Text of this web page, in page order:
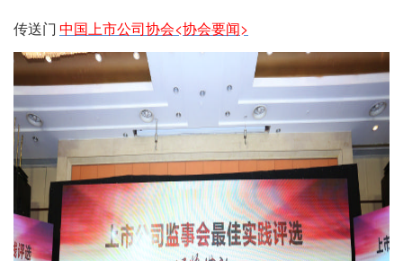
传送门 中国上市公司协会<协会要闻>